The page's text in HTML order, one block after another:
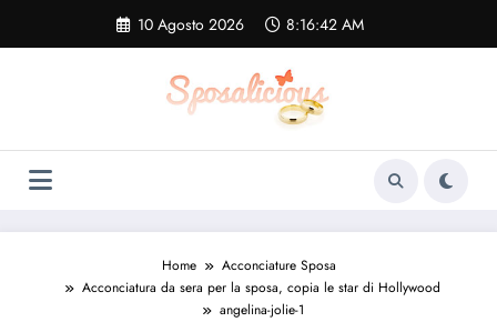
contenuto
10 Agosto 2026 8:16:43 AM
Home
Acconciature Sposa
Acconciatura da sera per la sposa, copia le star di Hollywood
angelina-jolie-1